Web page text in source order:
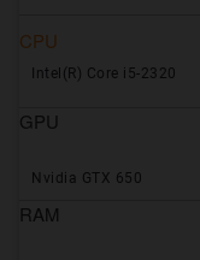
CPU
Intel(R) Core i5-2320
GPU
Nvidia GTX 650
RAM